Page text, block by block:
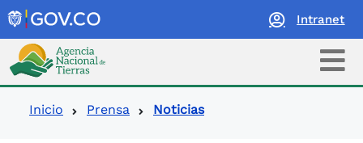
Intranet
Logo Agencia Nacional de Tierras
Ruta de navegación
Inicio Prensa Noticias